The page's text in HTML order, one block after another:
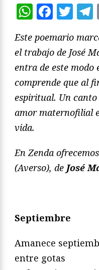
Este poemario
el trabajo de José
entra de este modo
comprende que al
espiritual. Un
amor maternofilial
vida.
En Zenda
(Averso), de José
Septiembre
Amanece
entre gotas